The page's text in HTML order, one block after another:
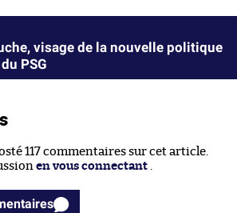
visage de la nouvelle politique
PSG
117 commentaires sur cet article.
en vous connectant
commentaires